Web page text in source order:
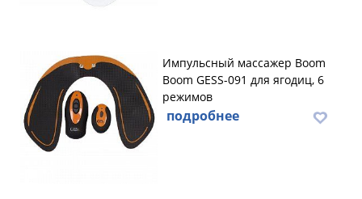
Импульсный массажер Boom
Boom GESS-091 для ягодиц, 6
режимов
подробнее